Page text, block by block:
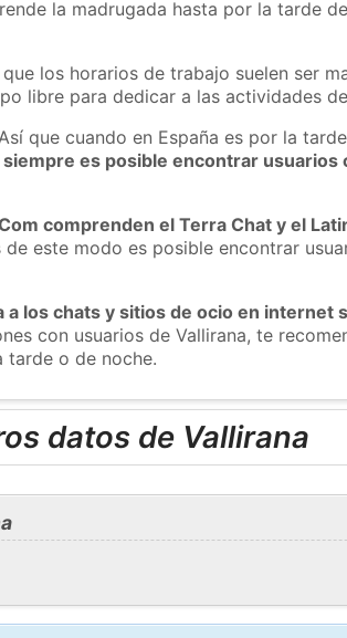
la madrugada hasta por la tarde
los horarios de trabajo suelen ser
libre para dedicar a las actividades
que cuando en España es por la
siempre es posible encontrar usuarios
comprenden el Terra Chat y el
de este modo es posible encontrar
a los chats y sitios de ocio en internet
con usuarios de Vallirana, te
tarde o de noche.
datos de Vallirana